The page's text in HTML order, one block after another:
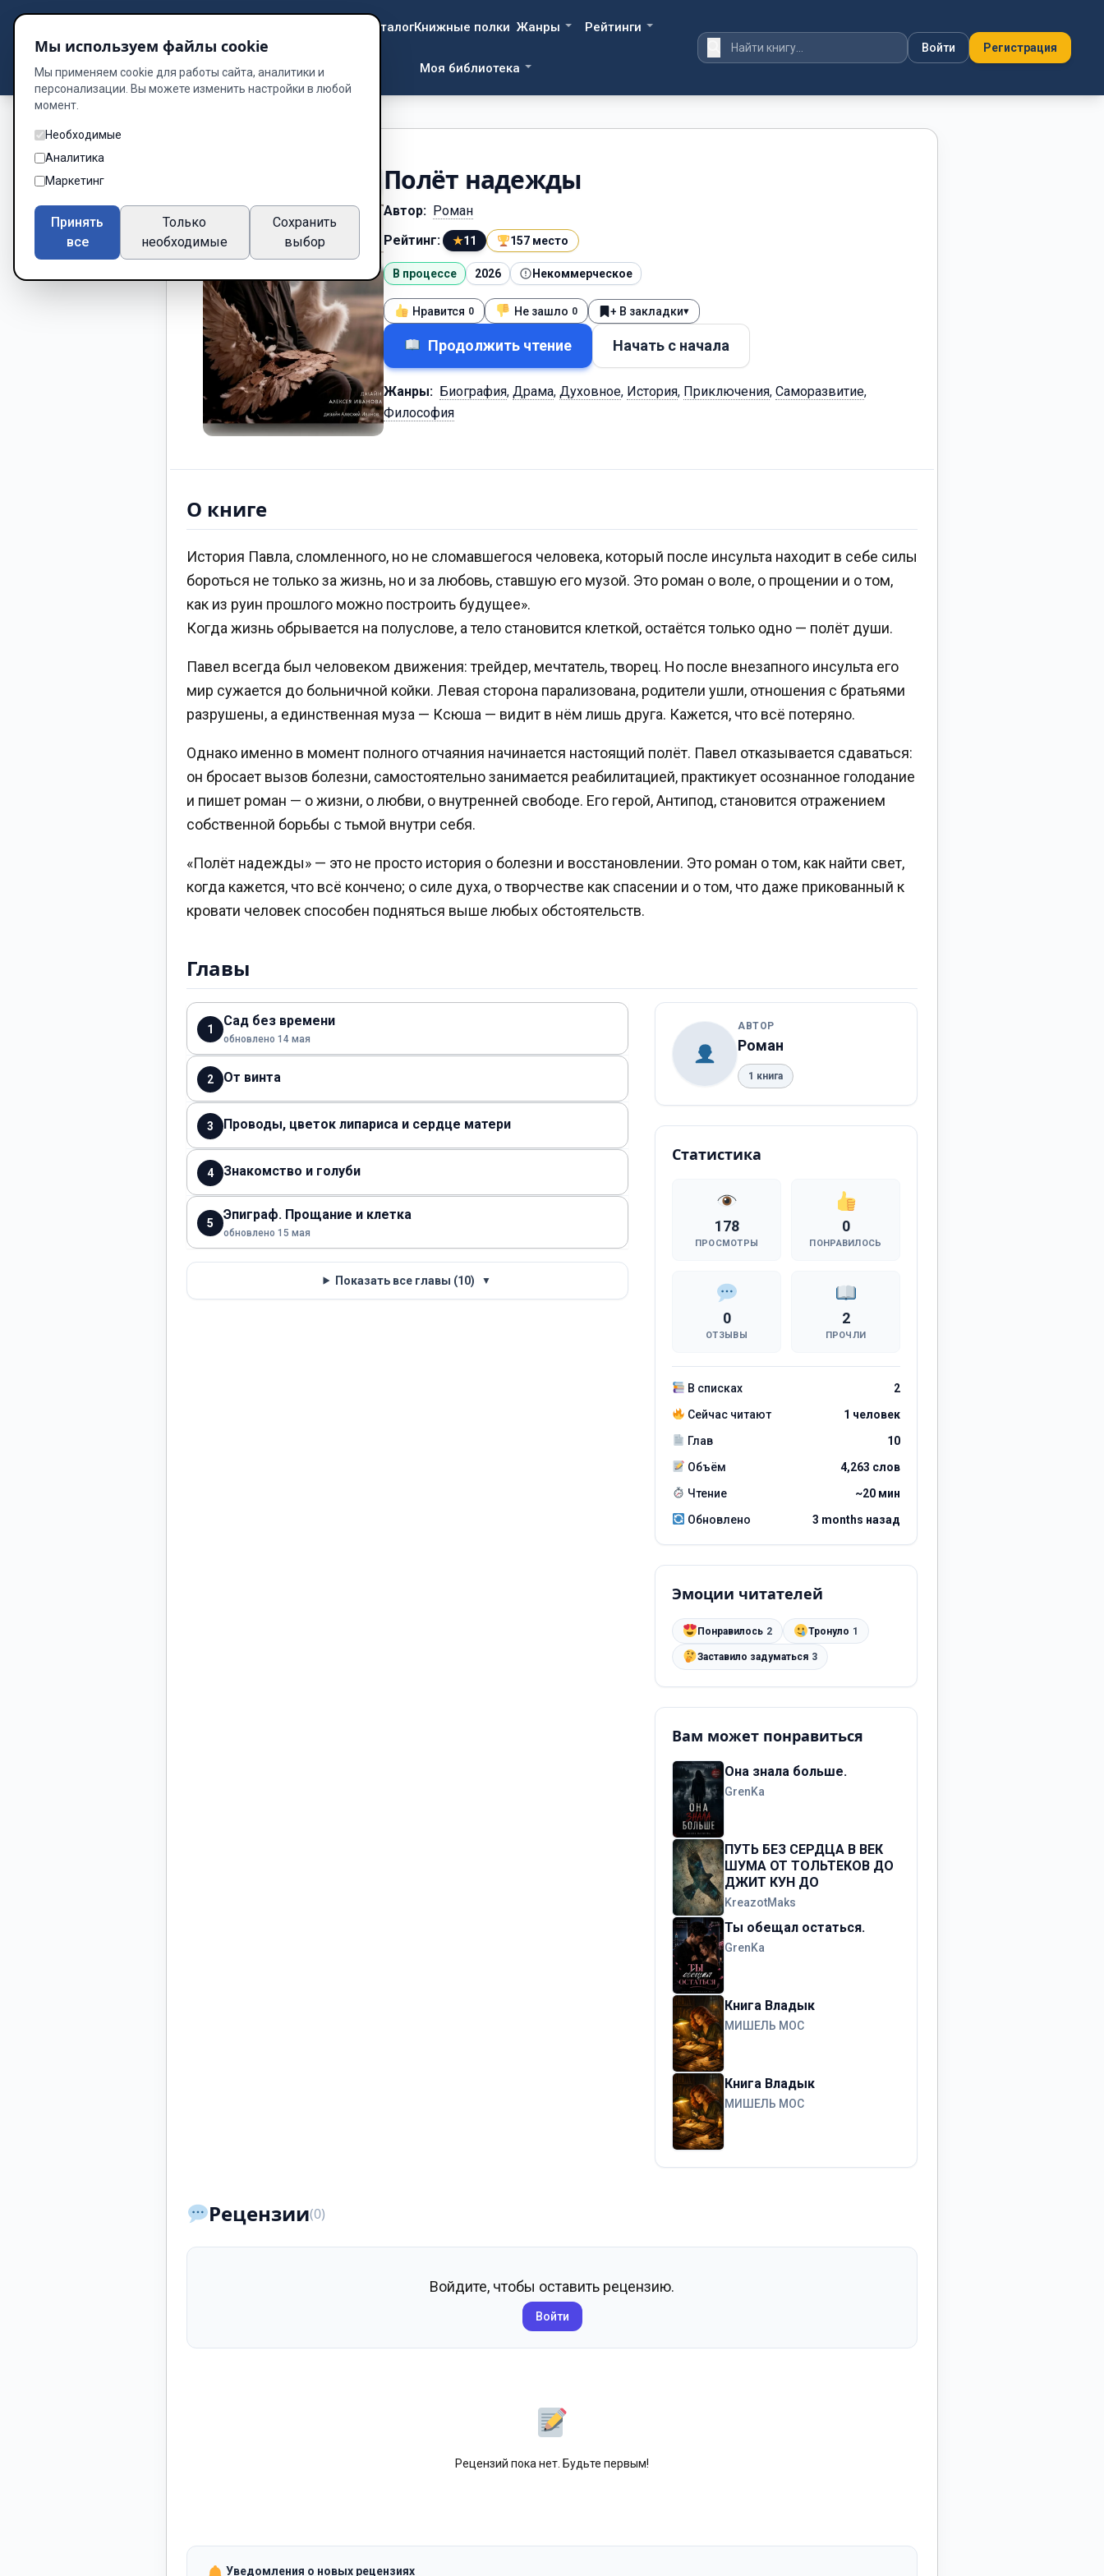
DzenWay Библиотека
КаталогКнижные полки Жанры Рейтинги
Моя библиотека
Войти Регистрация
Полёт надежды
Автор: Роман
Рейтинг:
★11 157 место
В процессе 2026 Некоммерческое
Нравится 0 Не зашло 0 + В закладки▾
Продолжить чтение Начать с начала
Жанры: Биография, Драма, Духовное, История, Приключения, Саморазвитие,
Философия
О книге
История Павла, сломленного, но не сломавшегося человека, который после инсульта находит в себе силы
бороться не только за жизнь, но и за любовь, ставшую его музой. Это роман о воле, о прощении и о том,
как из руин прошлого можно построить будущее».
Когда жизнь обрывается на полуслове, а тело становится клеткой, остаётся только одно — полёт души.
Павел всегда был человеком движения: трейдер, мечтатель, творец. Но после внезапного инсульта его
мир сужается до больничной койки. Левая сторона парализована, родители ушли, отношения с братьями
разрушены, а единственная муза — Ксюша — видит в нём лишь друга. Кажется, что всё потеряно.
Однако именно в момент полного отчаяния начинается настоящий полёт. Павел отказывается сдаваться:
он бросает вызов болезни, самостоятельно занимается реабилитацией, практикует осознанное голодание
и пишет роман — о жизни, о любви, о внутренней свободе. Его герой, Антипод, становится отражением
собственной борьбы с тьмой внутри себя.
«Полёт надежды» — это не просто история о болезни и восстановлении. Это роман о том, как найти свет,
когда кажется, что всё кончено; о силе духа, о творчестве как спасении и о том, что даже прикованный к
кровати человек способен подняться выше любых обстоятельств.
Главы
1
Сад без времени
обновлено 14 мая
2 От винта
3 Проводы, цветок липариса и сердце матери
4 Знакомство и голуби
5
Эпиграф. Прощание и клетка
обновлено 15 мая
Показать все главы (10) ▼
АВТОР
Роман
1 книга
Статистика
178
ПРОСМОТРЫ
0
ПОНРАВИЛОСЬ
0
ОТЗЫВЫ
2
ПРОЧЛИ
В списках
2
Сейчас читают
1 человек
Глав
10
Объём
4,263 слов
Чтение
~20 мин
Обновлено
3 months назад
Эмоции читателей
Понравилось 2 Тронуло 1
Заставило задуматься 3
Вам может понравиться
Она знала больше.
GrenKa
ПУТЬ БЕЗ СЕРДЦА В ВЕК
ШУМА ОТ ТОЛЬТЕКОВ ДО
ДЖИТ КУН ДО
KreazotMaks
Ты обещал остаться.
GrenKa
Книга Владык
МИШЕЛЬ МОС
Книга Владык
МИШЕЛЬ МОС
Рецензии(0)
Войдите, чтобы оставить рецензию.
Войти
Рецензий пока нет. Будьте первым!
Уведомления о новых рецензиях
Мы используем файлы cookie
Мы применяем cookie для работы сайта, аналитики и
персонализации. Вы можете изменить настройки в любой
момент.
Необходимые
Аналитика
Маркетинг
Принять
все
Только
необходимые
Сохранить
выбор